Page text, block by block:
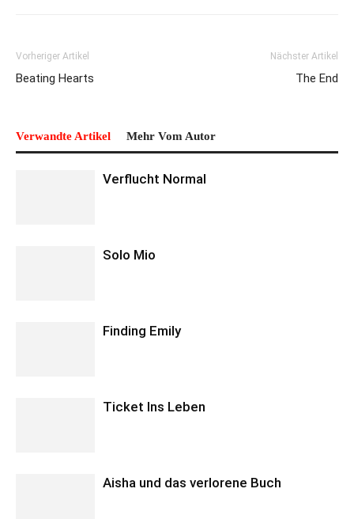
Vorheriger Artikel
Beating Hearts
Nächster Artikel
The End
Verwandte Artikel Mehr Vom Autor
Verflucht Normal
Solo Mio
Finding Emily
Ticket Ins Leben
Aisha und das verlorene Buch